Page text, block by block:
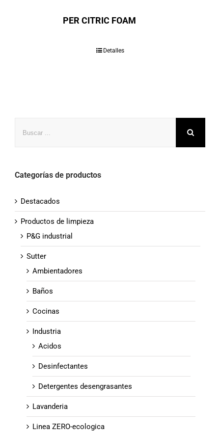
PER CITRIC FOAM
Detalles
Categorías de productos
Destacados
Productos de limpieza
P&G industrial
Sutter
Ambientadores
Baños
Cocinas
Industria
Acidos
Desinfectantes
Detergentes desengrasantes
Lavanderia
Linea ZERO-ecologica